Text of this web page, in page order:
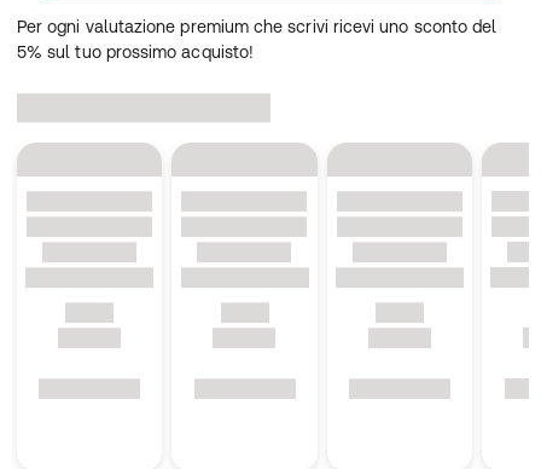
Per ogni valutazione premium che scrivi ricevi uno sconto del
5% sul tuo prossimo acquisto!